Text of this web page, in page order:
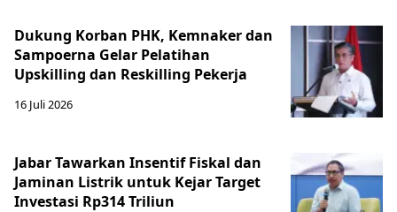
Dukung Korban PHK, Kemnaker dan
Sampoerna Gelar Pelatihan
Upskilling dan Reskilling Pekerja
16 Juli 2026
Jabar Tawarkan Insentif Fiskal dan
Jaminan Listrik untuk Kejar Target
Investasi Rp314 Triliun